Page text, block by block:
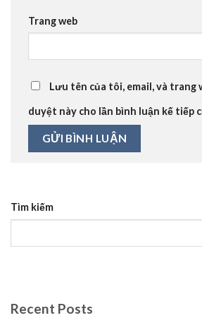
Trang web
Lưu tên của tôi, email, và trang
duyệt này cho lần bình luận kế tiếp
Tìm kiếm
Recent Posts